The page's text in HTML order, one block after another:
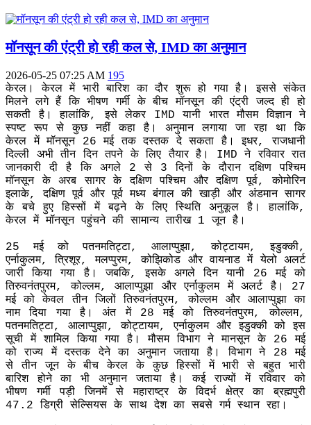
मॉनसून की एंट्री हो रही कल से, IMD का अनुमान
2026-05-25 07:25 AM 195
केरल। केरल में भारी बारिश का दौर शुरू हो गया है। इससे संकेत
मिलने लगे हैं कि भीषण गर्मी के बीच मॉनसून की एंट्री जल्द ही हो
सकती है। हालांकि, इसे लेकर IMD यानी भारत मौसम विज्ञान ने
स्पष्ट रूप से कुछ नहीं कहा है। अनुमान लगाया जा रहा था कि
केरल में मॉनसून 26 मई तक दस्तक दे सकता है। इधर, राजधानी
दिल्ली अभी तीन दिन तपने के लिए तैयार है। IMD ने रविवार रात
जानकारी दी है कि अगले 2 से 3 दिनों के दौरान दक्षिण पश्चिम
मॉनसून के अरब सागर के दक्षिण पश्चिम और दक्षिण पूर्व, कोमोरिन
इलाके, दक्षिण पूर्व और पूर्व मध्य बंगाल की खाड़ी और अंडमान सागर
के बचे हुए हिस्सों में बढ़ने के लिए स्थिति अनुकूल है। हालांकि,
केरल में मॉनसून पहुंचने की सामान्य तारीख 1 जून है।
25 मई को पतनमतिट्टा, आलाप्पुझा, कोट्टायम, इडुक्की,
एर्नाकुलम, त्रिशूर, मलप्पुरम, कोझिकोड और वायनाड में येलो अलर्ट
जारी किया गया है। जबकि, इसके अगले दिन यानी 26 मई को
तिरुवनंतपुरम, कोल्लम, आलाप्पुझा और एर्नाकुलम में अलर्ट है। 27
मई को केवल तीन जिलों तिरुवनंतपुरम, कोल्लम और आलाप्पुझा का
नाम दिया गया है। अंत में 28 मई को तिरुवनंतपुरम, कोल्लम,
पतनमतिट्टा, आलाप्पुझा, कोट्टायम, एर्नाकुलम और इडुक्की को इस
सूची में शामिल किया गया है। मौसम विभाग ने मानसून के 26 मई
को राज्य में दस्तक देने का अनुमान जताया है। विभाग ने 28 मई
से तीन जून के बीच केरल के कुछ हिस्सों में भारी से बहुत भारी
बारिश होने का भी अनुमान जताया है। कई राज्यों में रविवार को
भीषण गर्मी पड़ी जिनमें से महाराष्ट्र के विदर्भ क्षेत्र का ब्रह्मपुरी
47.2 डिग्री सेल्सियस के साथ देश का सबसे गर्म स्थान रहा।